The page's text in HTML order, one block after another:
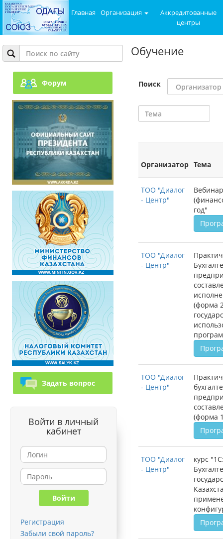
Главная Организация
Аккредитованные
центры
Форум
Задать вопрос
Войти в личный
кабинет
Регистрация
Забыли свой пароль?
Обучение
Поиск
Организатор Тема
ТОО "Диалог
- Центр"
год"
ТОО "Диалог
- Центр"
(форма
ТОО "Диалог
- Центр"
(форма
ТОО "Диалог
- Центр"
курс